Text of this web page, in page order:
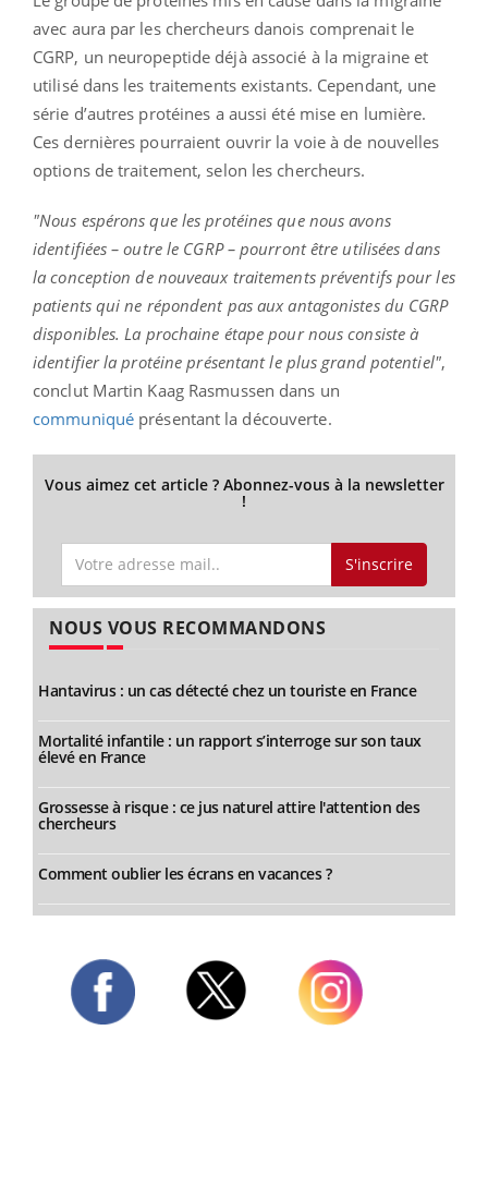
avec aura par les chercheurs danois comprenait le
CGRP, un neuropeptide déjà associé à la migraine et
utilisé dans les traitements existants. Cependant, une
série d’autres protéines a aussi été mise en lumière.
Ces dernières pourraient ouvrir la voie à de nouvelles
options de traitement, selon les chercheurs.
"Nous espérons que les protéines que nous avons
identifiées – outre le CGRP – pourront être utilisées dans
la conception de nouveaux traitements préventifs pour les
patients qui ne répondent pas aux antagonistes du CGRP
disponibles. La prochaine étape pour nous consiste à
identifier la protéine présentant le plus grand potentiel",
conclut Martin Kaag Rasmussen dans un
communiqué présentant la découverte.
Vous aimez cet article ? Abonnez-vous à la newsletter
!
S'inscrire
NOUS VOUS RECOMMANDONS
Hantavirus : un cas détecté chez un touriste en France
Mortalité infantile : un rapport s’interroge sur son taux
élevé en France
Grossesse à risque : ce jus naturel attire l'attention des
chercheurs
Comment oublier les écrans en vacances ?